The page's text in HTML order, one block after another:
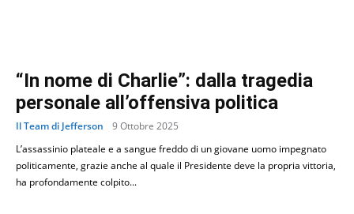
“In nome di Charlie”: dalla tragedia
personale all’offensiva politica
Il Team di Jefferson
9 Ottobre 2025
L’assassinio plateale e a sangue freddo di un giovane uomo impegnato
politicamente, grazie anche al quale il Presidente deve la propria vittoria,
ha profondamente colpito...